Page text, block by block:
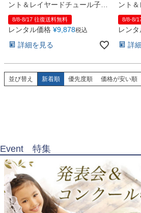
ジュエリー
08 送料・お支払い
送料・決済方法
09 お問い合わせ
電話・メール・LINE
対応
予約 Web または お電話
特典 ヘアメイク・着付け
スタジオを予約 →
ント＆レイヤードチュール子供
ドレス(YP082)ペールピンク
8/8-8/17 往復送料無料
レンタル価格 ¥9,878税込
詳細を見る
ント
ドレス
8/8-8/
レン
詳
並び替え 新着順 優先度順 価格が安い順
Event 特集